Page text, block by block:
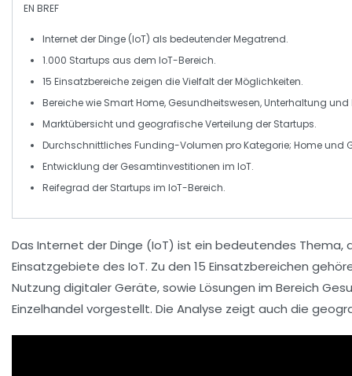
EN BREF
Internet der Dinge (IoT) als bedeutenderMegatrend.
1.000 Startups aus dem IoT-Bereich.
15 Einsatzbereiche zeigen die Vielfalt der Möglichkeiten.
Bereiche wie Smart Home, Gesundheitswesen,Unterhaltung und
Marktübersicht und geografische Verteilung der Startups.
Durchschnittliches Funding-Volumen pro Kategorie; Homeund
Entwicklung der Gesamtinvestitionen im IoT.
Reifegrad der Startups im IoT-Bereich.
Das Internet der Dinge (IoT) ist ein bedeutendes Thema,
Einsatzgebiete des IoT. Zu den 15 Einsatzbereichen
Nutzung digitaler Geräte, sowie Lösungen im Bereich
Einzelhandel vorgestellt. Die Analyse zeigt auch die